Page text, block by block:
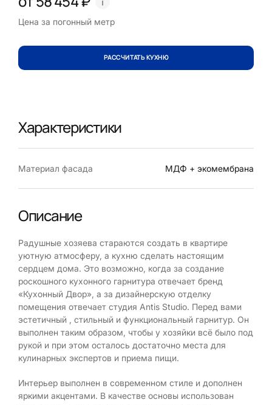
Цена за погонный метр
РАССЧИТАТЬ КУХНЮ
Характеристики
Материал фасада МДФ + экомембрана
Описание
Радушные хозяева стараются создать в квартире
уютную атмосферу, а кухню сделать настоящим
сердцем дома. Это возможно, когда за создание
роскошного кухонного гарнитура отвечает бренд
«Кухонный Двор», а за дизайнерскую отделку
помещения отвечает студия Antis Studio. Перед вами
эстетичный , стильный и функциональный гарнитур. Он
выполнен таким образом, чтобы у хозяйки всё было под
рукой и при этом осталось достаточно места для
кулинарных экспертов и приема пищи.
Интерьер выполнен в современном стиле и дополнен
яркими акцентами. В качестве основы использован